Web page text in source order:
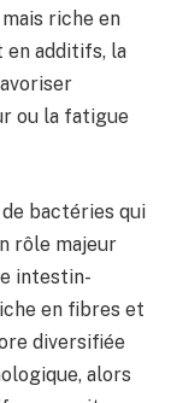
riche en
en additifs, la
ou la fatigue
bactéries qui
rôle majeur
intestin-
en fibres et
diversifiée
alors